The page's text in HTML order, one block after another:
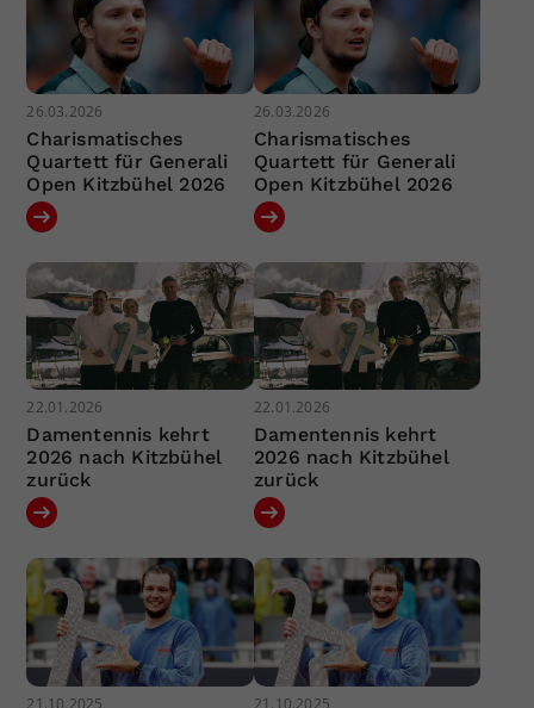
26.03.2026
Charismatisches
Quartett für Generali
Open Kitzbühel 2026
26.03.2026
Charismatisches
Quartett für Generali
Open Kitzbühel 2026
22.01.2026
Damentennis kehrt
2026 nach Kitzbühel
zurück
22.01.2026
Damentennis kehrt
2026 nach Kitzbühel
zurück
21.10.2025 21.10.2025